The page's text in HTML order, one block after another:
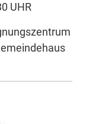
UHR